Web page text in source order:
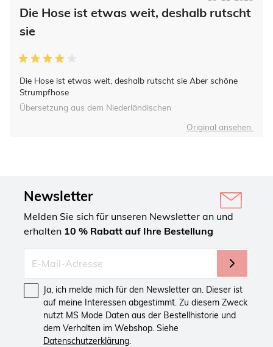
Die Hose ist etwas weit, deshalb rutscht
sie
Die Hose ist etwas weit, deshalb rutscht sie Aber schöne
Strumpfhose
Übersetzung aus dem Niederländischen
Original ansehen
Newsletter
Melden Sie sich für unseren Newsletter an und
erhalten 10 % Rabatt auf Ihre Bestellung
Ja, ich melde mich für den Newsletter an. Dieser ist
auf meine Interessen abgestimmt. Zu diesem Zweck
nutzt MS Mode Daten aus der Bestellhistorie und
dem Verhalten im Webshop. Siehe
Datenschutzerklärung.